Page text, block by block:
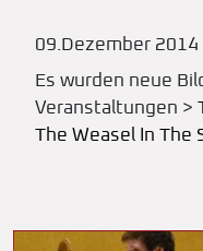
09.Dezember 2014
Es wurden neue
Veranstaltungen >
The Weasel In The